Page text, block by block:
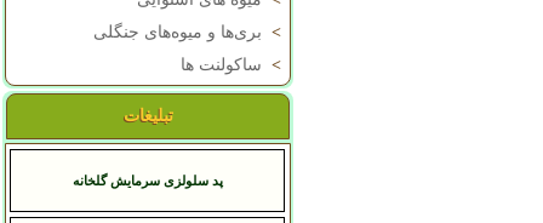
> بری‌ها و میوه‌های جنگلی
> ساکولنت ها
تبلیغات
پد سلولزی سرمایش گلخانه